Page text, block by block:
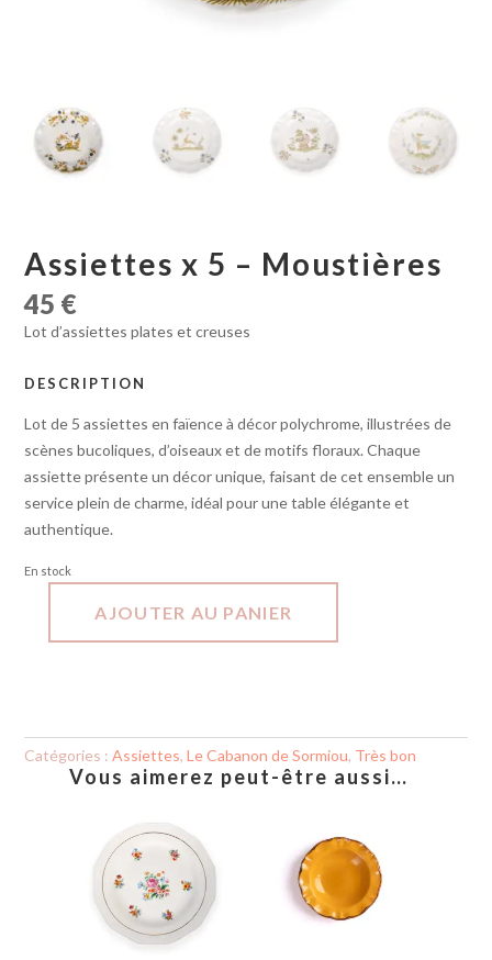
Assiettes x 5 – Moustières
45 €
Lot d’assiettes plates et creuses
DESCRIPTION
Lot de 5 assiettes en faïence à décor polychrome, illustrées de
scènes bucoliques, d’oiseaux et de motifs floraux. Chaque
assiette présente un décor unique, faisant de cet ensemble un
service plein de charme, idéal pour une table élégante et
authentique.
En stock
Moustières
AJOUTER AU PANIER
Catégories :Assiettes,Le Cabanon de Sormiou, Très bon
Vous aimerez peut-être aussi…